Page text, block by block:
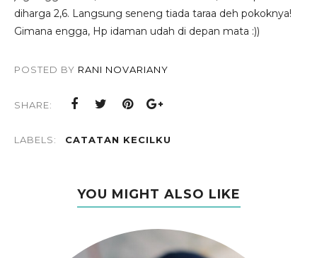
diharga 2,6. Langsung seneng tiada taraa deh pokoknya!
Gimana engga, Hp idaman udah di depan mata :))
POSTED BY RANI NOVARIANY
SHARE:
LABELS: CATATAN KECILKU
YOU MIGHT ALSO LIKE